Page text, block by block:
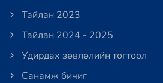
Тайлан 2023
Тайлан 2024 - 2025
Удирдах зөвлөлийн тогтоол
Санамж бичиг